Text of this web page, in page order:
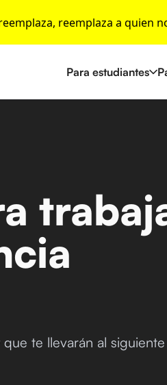
reemplaza a quien
Para estudiantes
te llevarán al